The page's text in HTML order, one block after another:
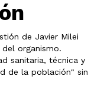
de Javier Milei
organismo.
sanitaria, técnica y
de la población" sin